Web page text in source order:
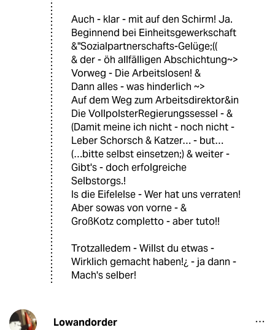
Auch - klar - mit auf den Schirm! Ja.
Beginnend bei Einheitsgewerkschaft
&"Sozialpartnerschafts-Gelüge;((
& der - öh allfälligen Abschichtung~>
Vorweg - Die Arbeitslosen! &
Dann alles - was hinderlich ~>
Auf dem Weg zum Arbeitsdirektor&in
Die VollpolsterRegierungssessel - &
(Damit meine ich nicht - noch nicht -
Leber Schorsch & Katzer… - but…
(…bitte selbst einsetzen;) & weiter -
Gibt's - doch erfolgreiche
Selbstorgs.!
Is die Eifelelse - Wer hat uns verraten!
Aber sowas von vorne - &
GroßKotz completto - aber tuto!!
Trotzalledem - Willst du etwas -
Wirklich gemacht haben!¿ - ja dann -
Mach's selber!
Lowandorder